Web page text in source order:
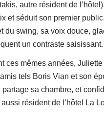
autre résident de
et séduit son premier
du swing, sa voix douce,
un contraste saisissant.
ces mêmes années,
tels Boris Vian et son
sa chambre, et
résident de l’hôtel La